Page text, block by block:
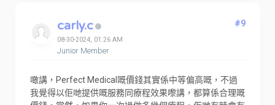
carly.c
08-30-2024, 01:26 AM
Junior Member
#9
噉講，Perfect Medical嘅價錢其實係中等偏高嘅，不過
我覺得以佢哋提供嘅服務同療程效果嚟講，都算係合理嘅